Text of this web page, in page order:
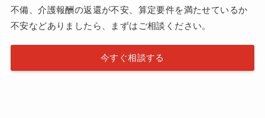
不備、介護報酬の返還が不安、算定要件を満たせているか
不安などありましたら、まずはご相談ください。
今すぐ相談する